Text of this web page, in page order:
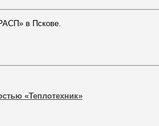
в Пскове.
«Теплотехник»